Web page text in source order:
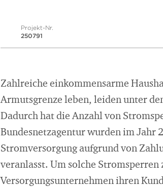
Projekt-Nr.
250791
Zahlreiche einkommensarme
Armutsgrenze leben, leiden unter
Dadurch hat die Anzahl von
Bundesnetzagentur wurden im Jahr
Stromversorgung aufgrund von
veranlasst. Um solche
Versorgungsunternehmen ihren